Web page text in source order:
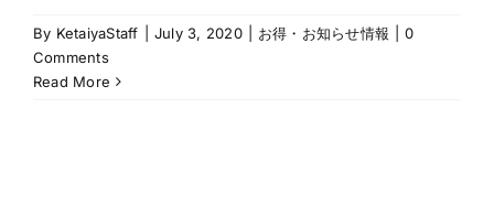
By KetaiyaStaff July 3, 2020 お得・お知らせ情報
0
Comments
Read More